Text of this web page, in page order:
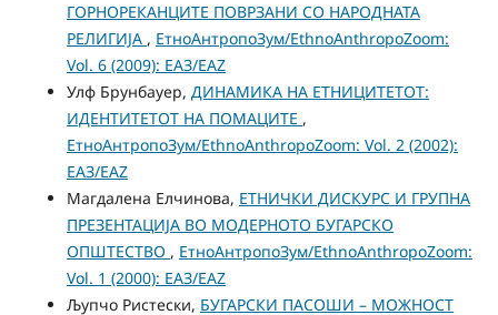
ГОРНОРЕКАНЦИТЕ ПОВРЗАНИ СО НАРОДНАТА
РЕЛИГИЈА , ЕтноАнтропоЗум/EthnoAnthropoZoom:
Vol. 6 (2009): ЕАЗ/EAZ
Улф Брунбауер, ДИНАМИКА НА ЕТНИЦИТЕТОТ:
ИДЕНТИТЕТОТ НА ПОМАЦИТЕ ,
ЕтноАнтропоЗум/EthnoAnthropoZoom: Vol. 2 (2002):
ЕАЗ/EAZ
Магдалена Елчинова, ЕТНИЧКИ ДИСКУРС И ГРУПНА
ПРЕЗЕНТАЦИЈА ВО МОДЕРНОТО БУГАРСКО
ОПШТЕСТВО , ЕтноАнтропоЗум/EthnoAnthropoZoom:
Vol. 1 (2000): ЕАЗ/EAZ
Љупчо Ристески, БУГАРСКИ ПАСОШИ – МОЖНОСТ